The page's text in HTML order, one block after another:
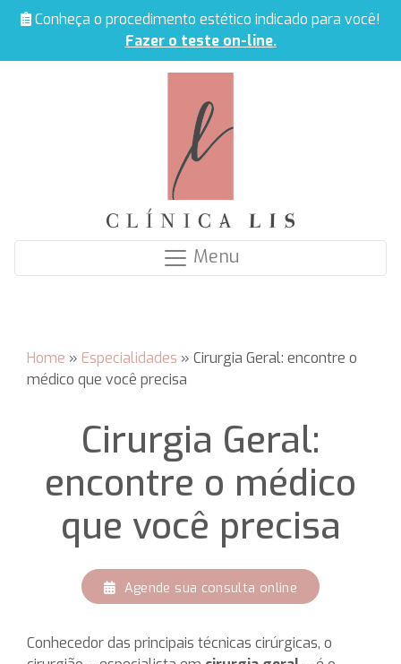
Conheça o procedimento estético indicado para você!
Fazer o teste on-line.
Menu
Home » Especialidades » Cirurgia Geral: encontre o
médico que você precisa
Cirurgia Geral:
encontre o médico
que você precisa
Agende sua consulta online
Conhecedor das principais técnicas cirúrgicas, o